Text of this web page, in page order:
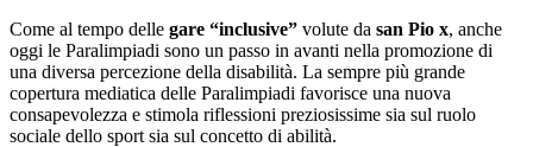
Come al tempo delle gare “inclusive” volute da san Pio x, anche
oggi le Paralimpiadi sono un passo in avanti nella promozione di
una diversa percezione della disabilità. La sempre più grande
copertura mediatica delle Paralimpiadi favorisce una nuova
consapevolezza e stimola riflessioni preziosissime sia sul ruolo
sociale dello sport sia sul concetto di abilità.